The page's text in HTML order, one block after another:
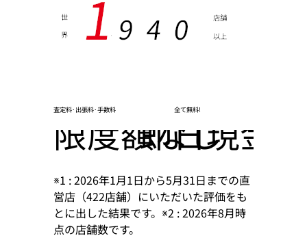
世
界
店舗
以上
1, 9 4 0
査定料･出張料･手数料 全て無料!
限度額なし
即日現金
※1 : 2026年1月1日から5月31日までの直
営店（422店舗）にいただいた評価をも
とに出した結果です。※2 : 2026年8月時
点の店舗数です。